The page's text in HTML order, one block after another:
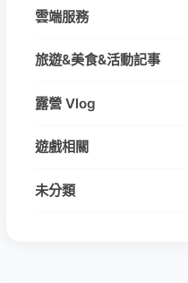
雲端服務
旅遊&美食&活動記事
露營 Vlog
遊戲相關
未分類